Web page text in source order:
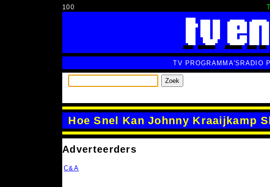
100
TV PROGRAMMA'S RADIO
Zoek
Hoe Snel Kan Johnny Kraaijkamp
Adverteerders
C&A